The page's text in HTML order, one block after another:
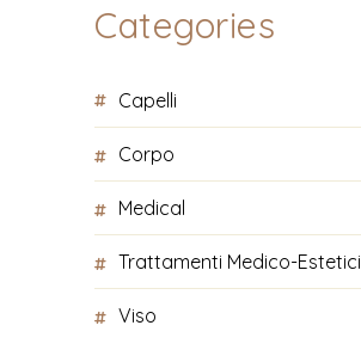
Categories
Capelli
Corpo
Medical
Trattamenti Medico-Estetici
Viso